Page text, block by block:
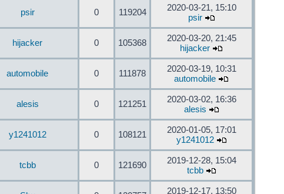
psir 0 119204
2020-03-21, 15:10
psir
hijacker 0 105368
2020-03-20, 21:45
hijacker
automobile 0 111878
2020-03-19, 10:31
automobile
alesis 0 121251
2020-03-02, 16:36
alesis
y1241012 0 108121
2020-01-05, 17:01
y1241012
tcbb 0 121690
2019-12-28, 15:04
tcbb
2019-12-17, 13:50